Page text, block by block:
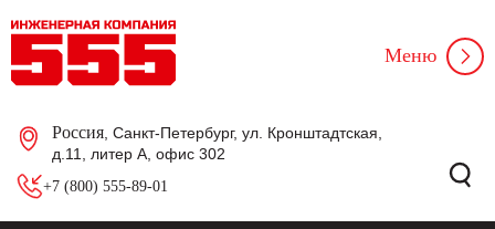
Россия , Санкт-Петербург, ул. Кронштадтская,
д.11, литер А, офис 302
+7 (800) 555-89-01
Меню